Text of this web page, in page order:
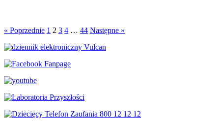
« Poprzednie 1 2 3 4 … 44 Następne »